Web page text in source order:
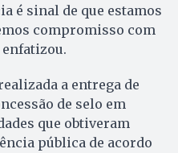
é sinal de que estamos
compromisso com
enfatizou.
a entrega de
de selo em
que obtiveram
pública de acordo